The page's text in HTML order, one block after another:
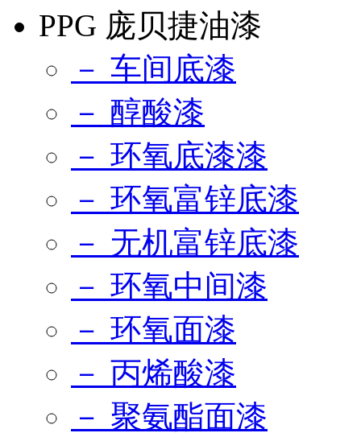
PPG 庞贝捷油漆
－ 车间底漆
－ 醇酸漆
－ 环氧底漆漆
－ 环氧富锌底漆
－ 无机富锌底漆
－ 环氧中间漆
－ 环氧面漆
－ 丙烯酸漆
－ 聚氨酯面漆